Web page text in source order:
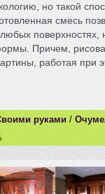
но такой
смесь
поверхностях,
Причем,
работая при
руками /